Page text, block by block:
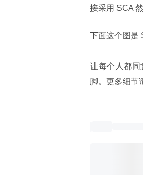
接采用 SCA
下面这个图是
让每个人都同
脚。更多细节